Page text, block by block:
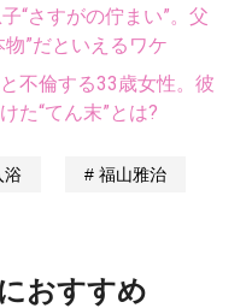
“さすがの佇まい”。父
物”だといえるワケ
不倫する33歳女性。彼
た“てん末”とは?
福山雅治
おすすめ